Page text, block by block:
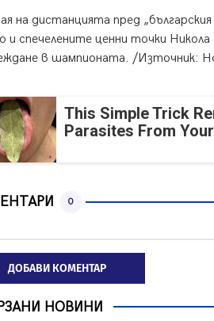
на дистанцията пред
и спечелените ценни точки
в шампионата. /Източник:
This Simple Trick
Parasites From
0
ДОБАВИ КОМЕНТАР
НОВИНИ